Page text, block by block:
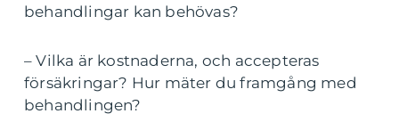
behandlingar kan behövas?
– Vilka är kostnaderna, och accepteras
försäkringar? Hur mäter du framgång med
behandlingen?